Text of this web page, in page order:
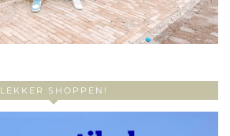
LEKKER SHOPPEN!